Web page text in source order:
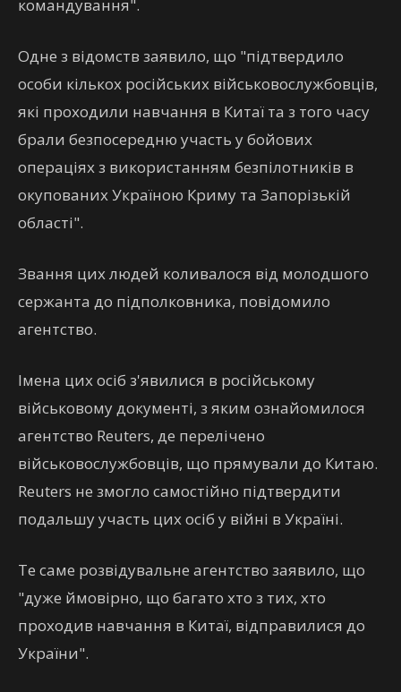
командування".
Одне з відомств заявило, що "підтвердило
особи кількох російських військовослужбовців,
які проходили навчання в Китаї та з того часу
брали безпосередню участь у бойових
операціях з використанням безпілотників в
окупованих Україною Криму та Запорізькій
області".
Звання цих людей коливалося від молодшого
сержанта до підполковника, повідомило
агентство.
Імена цих осіб з'явилися в російському
військовому документі, з яким ознайомилося
агентство Reuters, де перелічено
військовослужбовців, що прямували до Китаю.
Reuters не змогло самостійно підтвердити
подальшу участь цих осіб у війні в Україні.
Те саме розвідувальне агентство заявило, що
"дуже ймовірно, що багато хто з тих, хто
проходив навчання в Китаї, відправилися до
України".